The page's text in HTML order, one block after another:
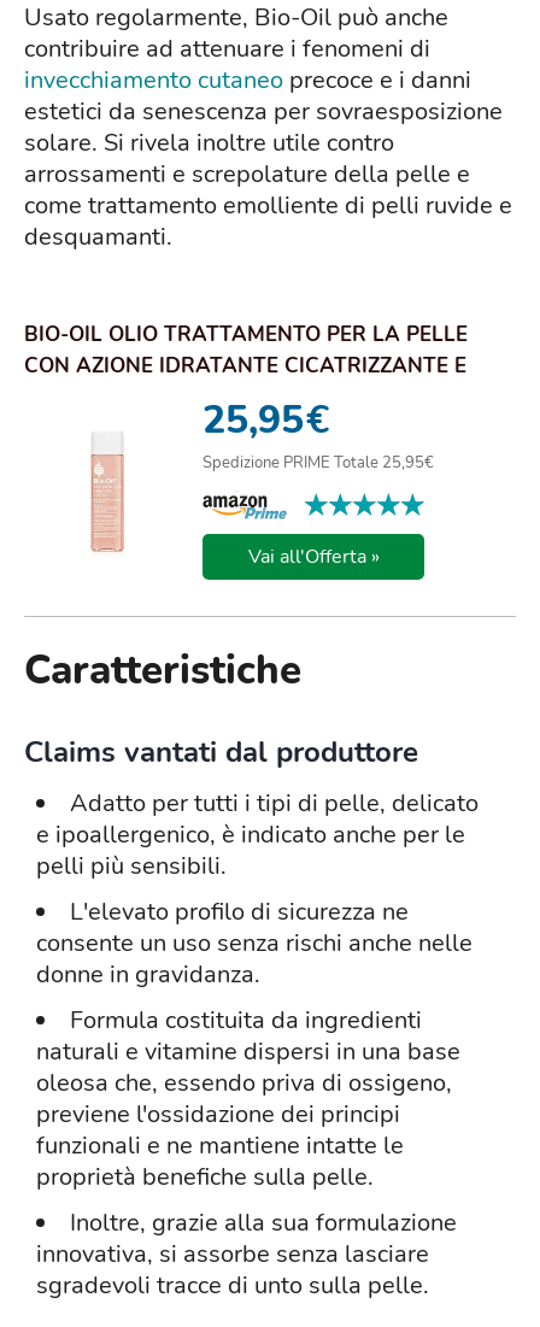
Usato regolarmente, Bio-Oil può anche
contribuire ad attenuare i fenomeni di
invecchiamento cutaneo precoce e i danni
estetici da senescenza per sovraesposizione
solare. Si rivela inoltre utile contro
arrossamenti e screpolature della pelle e
come trattamento emolliente di pelli ruvide e
desquamanti.
BIO-OIL OLIO TRATTAMENTO PER LA PELLE
CON AZIONE IDRATANTE CICATRIZZANTE E
25,95€
Spedizione PRIME Totale 25,95€
★★★★★
★★★★★
Vai all'Offerta »
Caratteristiche
Claims vantati dal produttore
Adatto per tutti i tipi di pelle, delicato
e ipoallergenico, è indicato anche per le
pelli più sensibili.
L'elevato profilo di sicurezza ne
consente un uso senza rischi anche nelle
donne in gravidanza.
Formula costituita da ingredienti
naturali e vitamine dispersi in una base
oleosa che, essendo priva di ossigeno,
previene l'ossidazione dei principi
funzionali e ne mantiene intatte le
proprietà benefiche sulla pelle.
Inoltre, grazie alla sua formulazione
innovativa, si assorbe senza lasciare
sgradevoli tracce di unto sulla pelle.